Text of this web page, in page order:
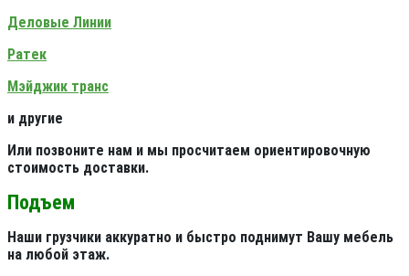
Деловые Линии
Ратек
Мэйджик транс
и другие
Или позвоните нам и мы просчитаем ориентировочную
стоимость доставки.
Подъем
Наши грузчики аккуратно и быстро поднимут Вашу мебель
на любой этаж.